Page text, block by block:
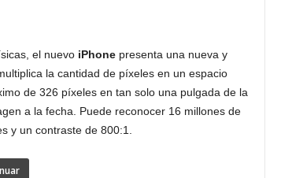
el nuevo iPhonepresenta una nueva y
la cantidad de píxeles en un espacio
de 326 píxeles en tan solo una pulgada de la
a la fecha. Puede reconocer 16 millones de
y un contraste de 800:1.